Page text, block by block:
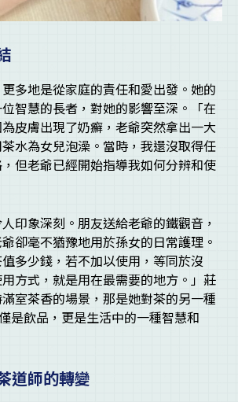
多地是從家庭的責任和愛出發。她的
智慧的長者，對她的影響至深。「在
皮膚出現了奶癬，老爺突然拿出一大
水為女兒泡澡。當時，我還沒取得任
但老爺已經開始指導我如何分辨和使
印象深刻。朋友送給老爺的鐵觀音，
卻毫不猶豫地用於孫女的日常護理。
值多少錢，若不加以使用，等同於沒
方式，就是用在最需要的地方。」莊
室茶香的場景，那是她對茶的另一種
是飲品，更是生活中的一種智慧和
道師的轉變